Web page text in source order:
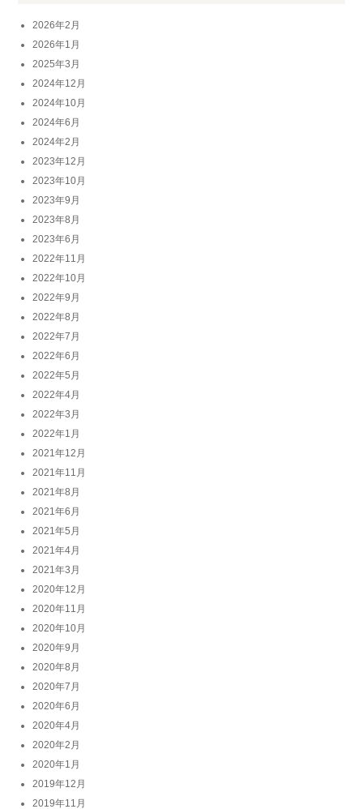
2026年2月
2026年1月
2025年3月
2024年12月
2024年10月
2024年6月
2024年2月
2023年12月
2023年10月
2023年9月
2023年8月
2023年6月
2022年11月
2022年10月
2022年9月
2022年8月
2022年7月
2022年6月
2022年5月
2022年4月
2022年3月
2022年1月
2021年12月
2021年11月
2021年8月
2021年6月
2021年5月
2021年4月
2021年3月
2020年12月
2020年11月
2020年10月
2020年9月
2020年8月
2020年7月
2020年6月
2020年4月
2020年2月
2020年1月
2019年12月
2019年11月